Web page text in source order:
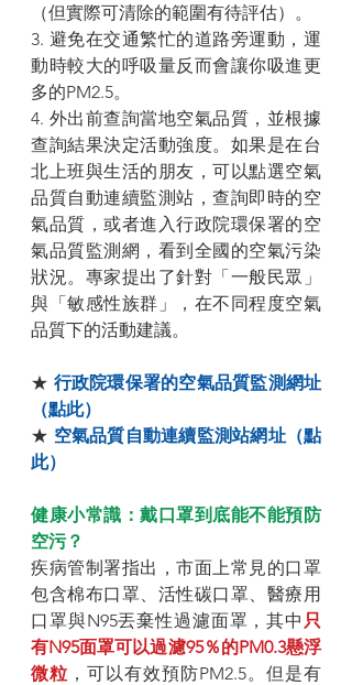
（但實際可清除的範圍有待評估）。
3. 避免在交通繁忙的道路旁運動，運
動時較大的呼吸量反而會讓你吸進更
多的PM2.5。
4. 外出前查詢當地空氣品質，並根據
查詢結果決定活動強度。如果是在台
北上班與生活的朋友，可以點選空氣
品質自動連續監測站，查詢即時的空
氣品質，或者進入行政院環保署的空
氣品質監測網，看到全國的空氣污染
狀況。專家提出了針對「一般民眾」
與「敏感性族群」，在不同程度空氣
品質下的活動建議。
★ 行政院環保署的空氣品質監測網址
（點此）
★ 空氣品質自動連續監測站網址（點
此）
健康小常識：戴口罩到底能不能預防
空污？
疾病管制署指出，市面上常見的口罩
包含棉布口罩、活性碳口罩、醫療用
口罩與N95丟棄性過濾面罩，其中 只
有N95面罩可以過濾95％的PM0.3懸浮
微粒 ，可以有效預防PM2.5。但是有